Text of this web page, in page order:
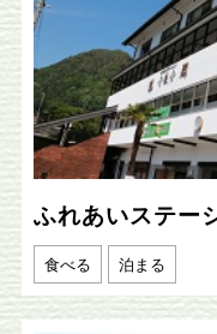
ふれあいステー
食べる 泊まる